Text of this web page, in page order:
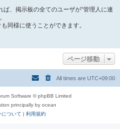
、掲示板の全てのユーザが“管理人に連
同様に使うことができます。
ページ移動
All times are UTC+09:00
Software © phpBB Limited
principally by ocean
について
利用規約